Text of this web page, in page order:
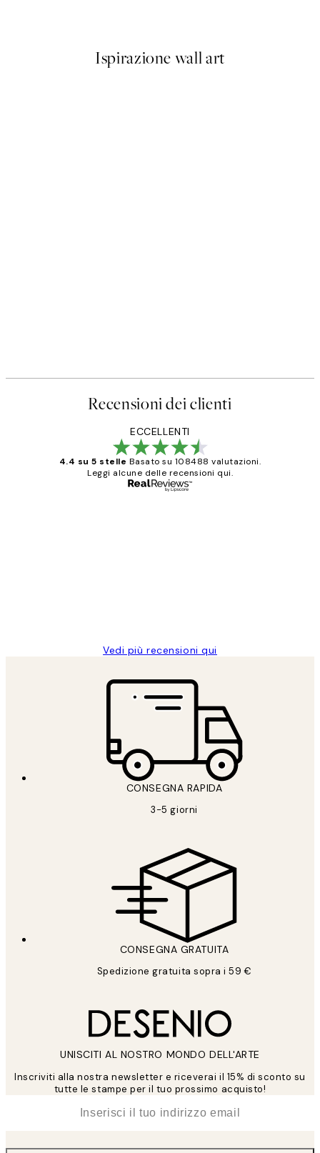
Ispirazione wall art
Recensioni dei clienti
ECCELLENTI
4.4 su 5 stelle Basato su 108488 valutazioni.
Leggi alcune delle recensioni qui.
Vedi più recensioni qui
CONSEGNA RAPIDA
3-5 giorni
CONSEGNA GRATUITA
Spedizione gratuita sopra i 59 €
UNISCITI AL NOSTRO MONDO DELL'ARTE
Inscriviti alla nostra newsletter e riceverai il 15% di sconto su
tutte le stampe per il tuo prossimo acquisto!